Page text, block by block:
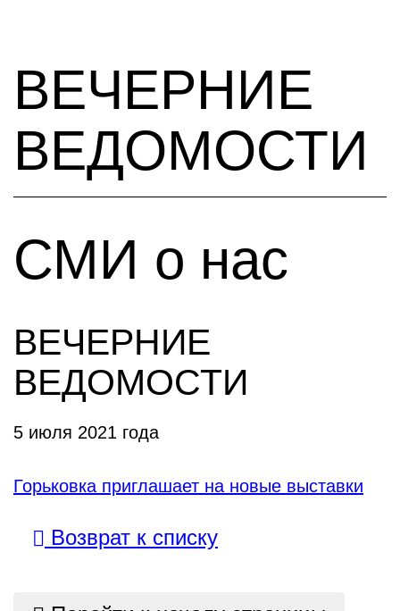
ВЕЧЕРНИЕ
ВЕДОМОСТИ
СМИ о нас
ВЕЧЕРНИЕ
ВЕДОМОСТИ
5 июля 2021 года
Горьковка приглашает на новые выставки
Возврат к списку